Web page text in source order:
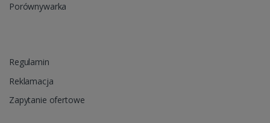
Porównywarka
Regulamin
Reklamacja
Zapytanie ofertowe